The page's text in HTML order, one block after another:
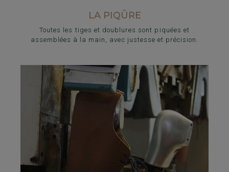
LA PIQÛRE
Toutes les tiges et doublures sont piquées et
assemblées à la main, avec justesse et précision.